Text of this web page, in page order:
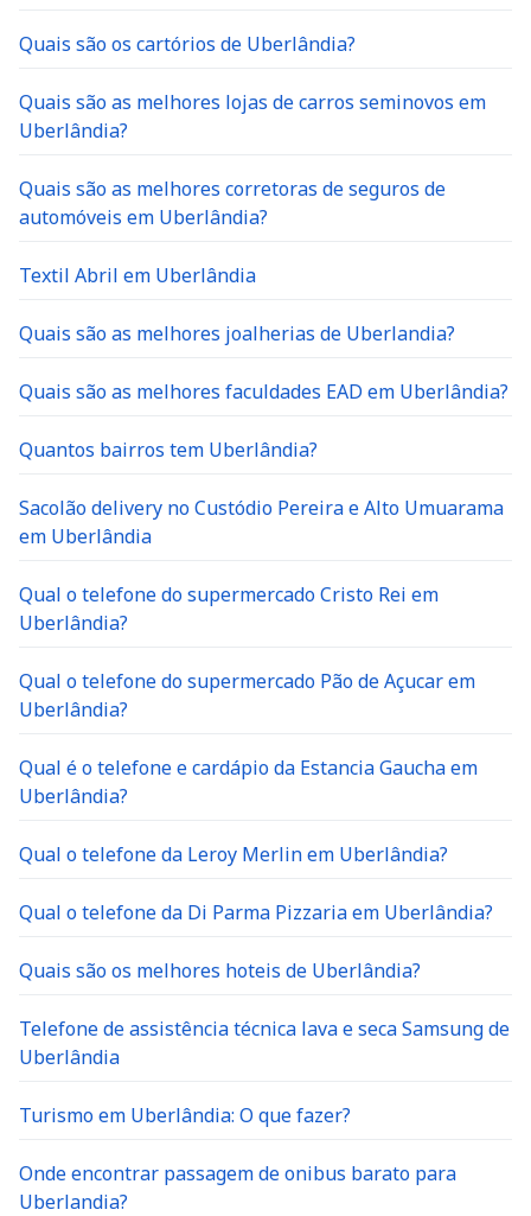
Quais são os cartórios de Uberlândia?
Quais são as melhores lojas de carros seminovos em
Uberlândia?
Quais são as melhores corretoras de seguros de
automóveis em Uberlândia?
Textil Abril em Uberlândia
Quais são as melhores joalherias de Uberlandia?
Quais são as melhores faculdades EAD em Uberlândia?
Quantos bairros tem Uberlândia?
Sacolão delivery no Custódio Pereira e Alto Umuarama
em Uberlândia
Qual o telefone do supermercado Cristo Rei em
Uberlândia?
Qual o telefone do supermercado Pão de Açucar em
Uberlândia?
Qual é o telefone e cardápio da Estancia Gaucha em
Uberlândia?
Qual o telefone da Leroy Merlin em Uberlândia?
Qual o telefone da Di Parma Pizzaria em Uberlândia?
Quais são os melhores hoteis de Uberlândia?
Telefone de assistência técnica lava e seca Samsung de
Uberlândia
Turismo em Uberlândia: O que fazer?
Onde encontrar passagem de onibus barato para
Uberlandia?